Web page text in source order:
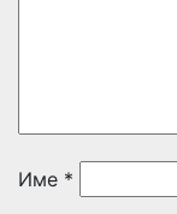
Име *